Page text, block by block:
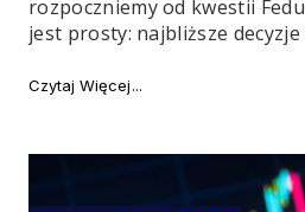
rozpoczniemy od kwestii
jest prosty: najbliższe decyzje
Czytaj Więcej